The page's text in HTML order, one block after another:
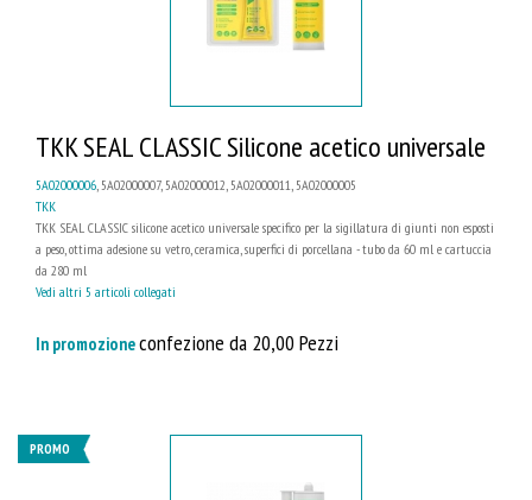
TKK SEAL CLASSIC Silicone acetico universale
5A02000006 , 5A02000007, 5A02000012, 5A02000011, 5A02000005
TKK
TKK SEAL CLASSIC silicone acetico universale specifico per la sigillatura di giunti non esposti
a peso, ottima adesione su vetro, ceramica, superfici di porcellana - tubo da 60 ml e cartuccia
da 280 ml
Vedi altri 5 articoli collegati
In promozioneconfezione da 20,00 Pezzi
PROMO